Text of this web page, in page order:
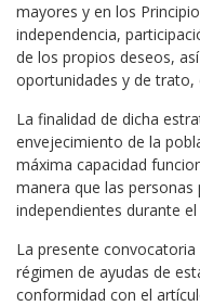
mayores y en los
independencia,
de los propios deseos,
oportunidades y de trato,
La finalidad de dicha
envejecimiento de la
máxima capacidad
manera que las
independientes durante
La presente
régimen de ayudas de
conformidad con el